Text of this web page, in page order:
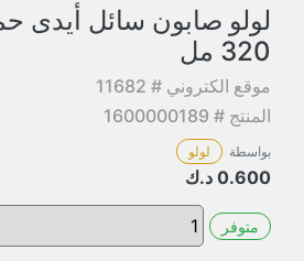
لولو صابون سائل أيدى
320 مل
موقع الكتروني # 11682
المنتج # 1600000189
بواسطة لولو
0.600 د.ك
متوفر